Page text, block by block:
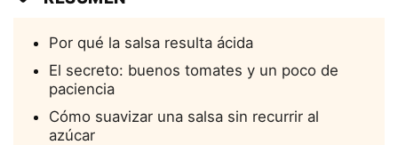
Por qué la salsa resulta ácida
El secreto: buenos tomates y un poco de
paciencia
Cómo suavizar una salsa sin recurrir al
azúcar